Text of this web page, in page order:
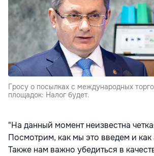
Гросу о посылках с международных
площадок: Налог будет.
"На данный момент неизвестна
Посмотрим, как мы это введем и
Также нам важно убедиться в